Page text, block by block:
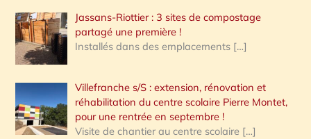
Jassans-Riottier : 3 sites de compostage
partagé une première !
Installés dans des emplacements […]
Villefranche s/S : extension, rénovation et
réhabilitation du centre scolaire Pierre Montet,
pour une rentrée en septembre !
Visite de chantier au centre scolaire […]